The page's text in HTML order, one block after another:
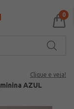
0
Clique e veja!
AZUL